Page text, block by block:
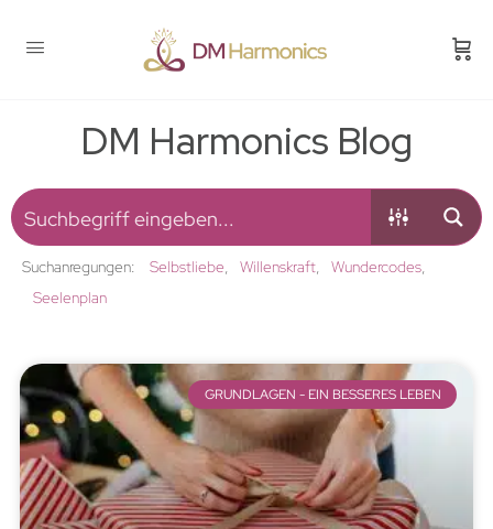
DM Harmonics Blog
Suchanregungen: Selbstliebe Willenskraft
Wundercodes
Seelenplan
GRUNDLAGEN - EIN BESSERES LEBEN